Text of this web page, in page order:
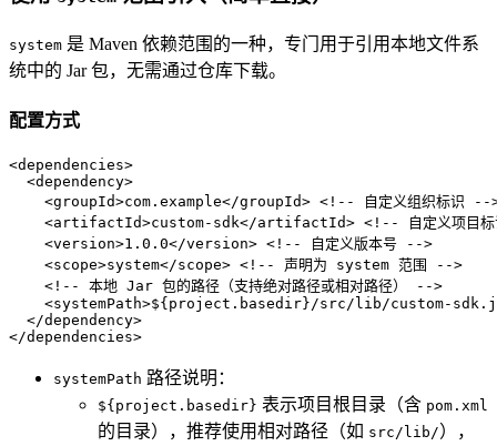
system 是 Maven 依赖范围的一种，专门用于引用本地文件系
统中的 Jar 包，无需通过仓库下载。
配置方式
<dependencies>
<dependency>
<groupId>com.example</groupId> <!-- 自定义组织标识 --
<artifactId>custom-sdk</artifactId> <!-- 自定义项目
<version>1.0.0</version> <!-- 自定义版本号 -->
<scope>system</scope> <!-- 声明为 system 范围 -->
<!-- 本地 Jar 包的路径（支持绝对路径或相对路径） -->
<systemPath>${project.basedir}/src/lib/custom-
</dependency>
</dependencies>
systemPath 路径说明：
${project.basedir} 表示项目根目录（含 pom.xml
的目录），推荐使用相对路径（如 src/lib/），